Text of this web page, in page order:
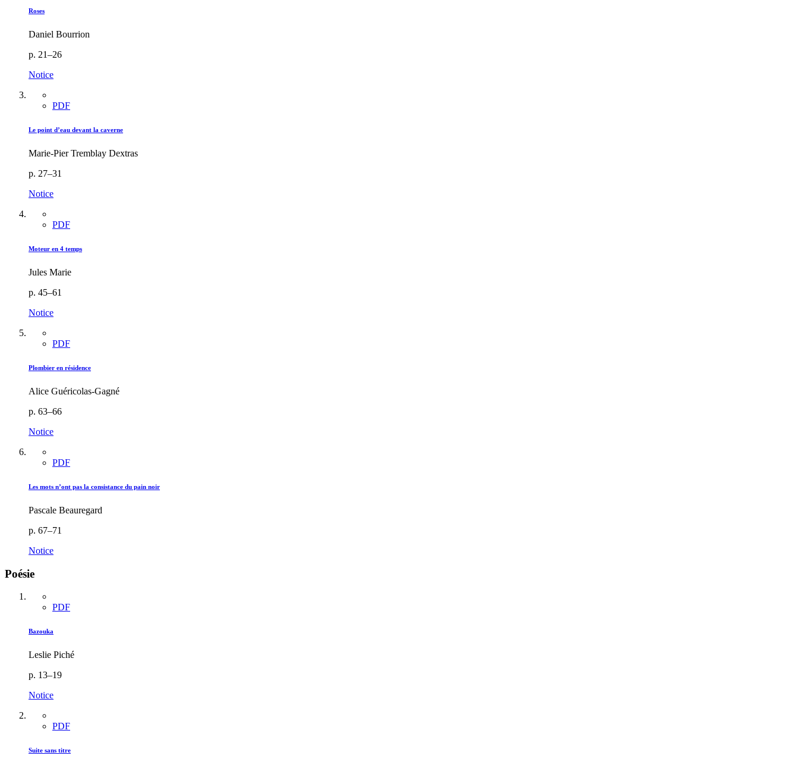
Roses
Daniel Bourrion
p. 21–26
Notice
PDF
Le point d’eau devant la caverne
Marie-Pier Tremblay Dextras
p. 27–31
Notice
PDF
Moteur en 4 temps
Jules Marie
p. 45–61
Notice
PDF
Plombier en résidence
Alice Guéricolas-Gagné
p. 63–66
Notice
PDF
Les mots n’ont pas la consistance du pain noir
Pascale Beauregard
p. 67–71
Notice
Poésie
PDF
Bazouka
Leslie Piché
p. 13–19
Notice
PDF
Suite sans titre